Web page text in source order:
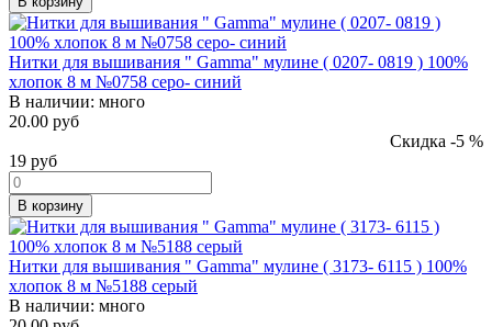
Нитки для вышивания " Gamma" мулине ( 0207- 0819 ) 100%
хлопок 8 м №0758 серо- синий
В наличии: много
20.00 руб
Скидка -5 %
19 руб
В корзину
Нитки для вышивания " Gamma" мулине ( 3173- 6115 ) 100%
хлопок 8 м №5188 серый
В наличии: много